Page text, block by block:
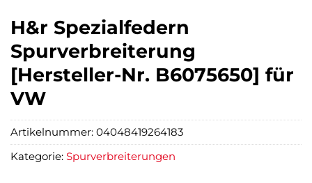
H&r Spezialfedern
Spurverbreiterung
[Hersteller-Nr. B6075650] für
VW
Artikelnummer: 04048419264183
Kategorie: Spurverbreiterungen